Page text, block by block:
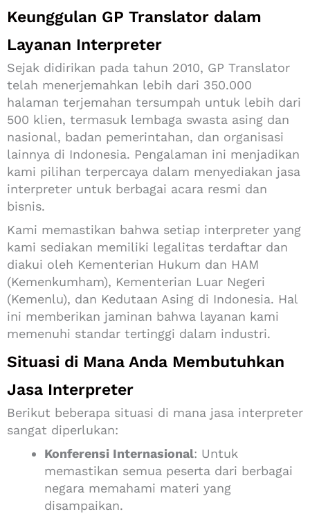
Keunggulan GP Translator dalam
Layanan Interpreter
Sejak didirikan pada tahun 2010, GP Translator
telah menerjemahkan lebih dari 350.000
halaman terjemahan tersumpah untuk lebih dari
500 klien, termasuk lembaga swasta asing dan
nasional, badan pemerintahan, dan organisasi
lainnya di Indonesia. Pengalaman ini menjadikan
kami pilihan terpercaya dalam menyediakan jasa
interpreter untuk berbagai acara resmi dan
bisnis.
Kami memastikan bahwa setiap interpreter yang
kami sediakan memiliki legalitas terdaftar dan
diakui oleh Kementerian Hukum dan HAM
(Kemenkumham), Kementerian Luar Negeri
(Kemenlu), dan Kedutaan Asing di Indonesia. Hal
ini memberikan jaminan bahwa layanan kami
memenuhi standar tertinggi dalam industri.
Situasi di Mana Anda Membutuhkan
Jasa Interpreter
Berikut beberapa situasi di mana jasa interpreter
sangat diperlukan:
Konferensi Internasional: Untuk
memastikan semua peserta dari berbagai
negara memahami materi yang
disampaikan.